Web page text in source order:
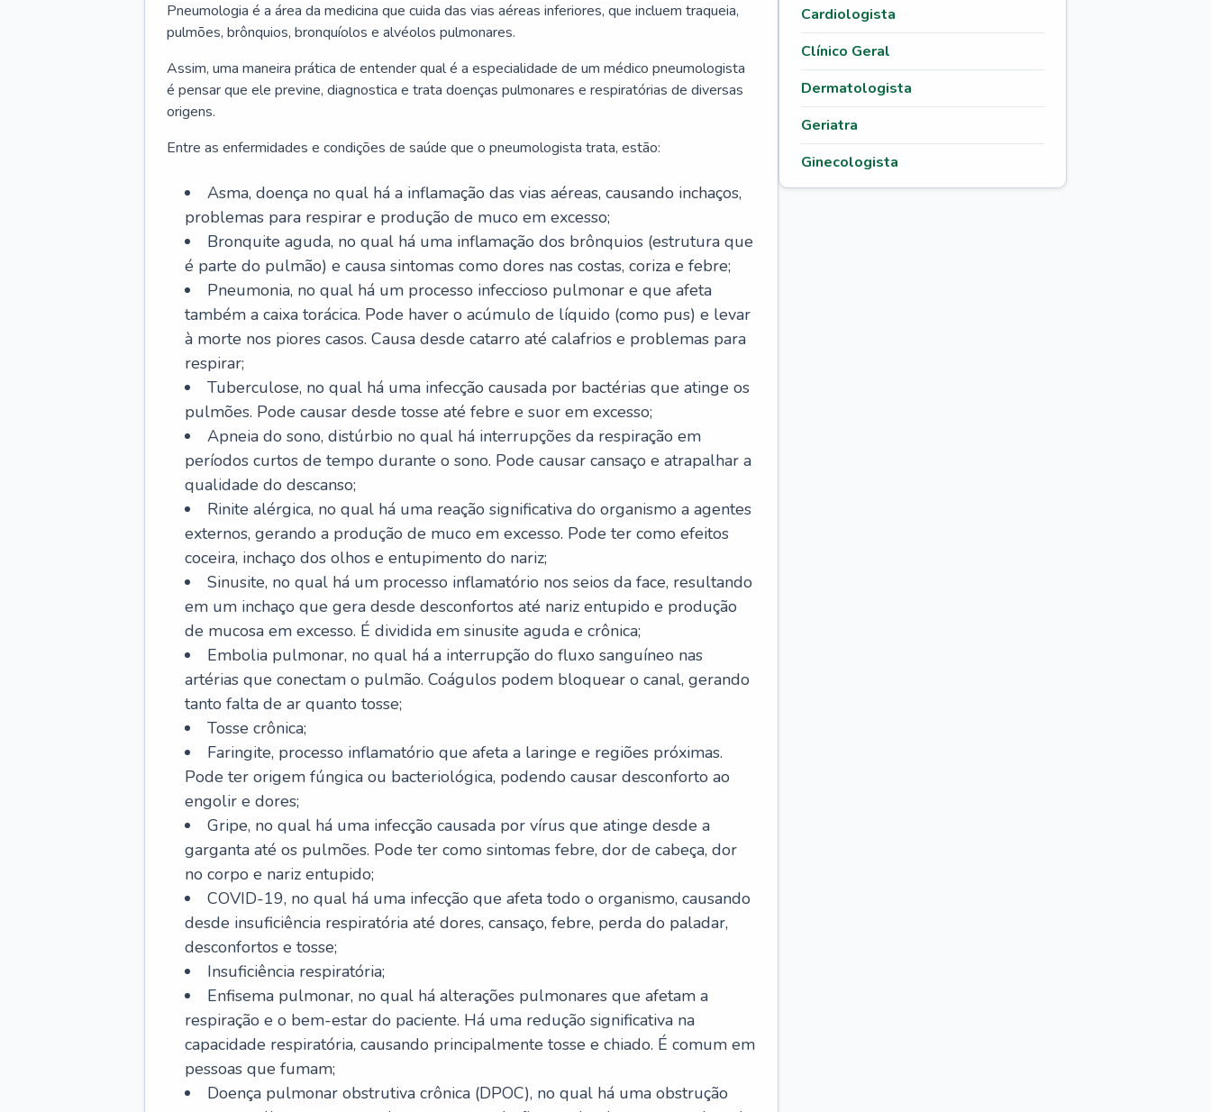
Pneumologia é a área da medicina que cuida das vias aéreas inferiores, que incluem traqueia,
pulmões, brônquios, bronquíolos e alvéolos pulmonares.
Assim, uma maneira prática de entender qual é a especialidade de um médico pneumologista
é pensar que ele previne, diagnostica e trata doenças pulmonares e respiratórias de diversas
origens.
Entre as enfermidades e condições de saúde que o pneumologista trata, estão:
Asma, doença no qual há a inflamação das vias aéreas, causando inchaços,
problemas para respirar e produção de muco em excesso;
Bronquite aguda, no qual há uma inflamação dos brônquios (estrutura que
é parte do pulmão) e causa sintomas como dores nas costas, coriza e febre;
Pneumonia, no qual há um processo infeccioso pulmonar e que afeta
também a caixa torácica. Pode haver o acúmulo de líquido (como pus) e levar
à morte nos piores casos. Causa desde catarro até calafrios e problemas para
respirar;
Tuberculose, no qual há uma infecção causada por bactérias que atinge os
pulmões. Pode causar desde tosse até febre e suor em excesso;
Apneia do sono, distúrbio no qual há interrupções da respiração em
períodos curtos de tempo durante o sono. Pode causar cansaço e atrapalhar a
qualidade do descanso;
Rinite alérgica, no qual há uma reação significativa do organismo a agentes
externos, gerando a produção de muco em excesso. Pode ter como efeitos
coceira, inchaço dos olhos e entupimento do nariz;
Sinusite, no qual há um processo inflamatório nos seios da face, resultando
em um inchaço que gera desde desconfortos até nariz entupido e produção
de mucosa em excesso. É dividida em sinusite aguda e crônica;
Embolia pulmonar, no qual há a interrupção do fluxo sanguíneo nas
artérias que conectam o pulmão. Coágulos podem bloquear o canal, gerando
tanto falta de ar quanto tosse;
Tosse crônica;
Faringite, processo inflamatório que afeta a laringe e regiões próximas.
Pode ter origem fúngica ou bacteriológica, podendo causar desconforto ao
engolir e dores;
Gripe, no qual há uma infecção causada por vírus que atinge desde a
garganta até os pulmões. Pode ter como sintomas febre, dor de cabeça, dor
no corpo e nariz entupido;
COVID-19, no qual há uma infecção que afeta todo o organismo, causando
desde insuficiência respiratória até dores, cansaço, febre, perda do paladar,
desconfortos e tosse;
Insuficiência respiratória;
Enfisema pulmonar, no qual há alterações pulmonares que afetam a
respiração e o bem-estar do paciente. Há uma redução significativa na
capacidade respiratória, causando principalmente tosse e chiado. É comum em
pessoas que fumam;
Doença pulmonar obstrutiva crônica (DPOC), no qual há uma obstrução
Cardiologista
Clínico Geral
Dermatologista
Geriatra
Ginecologista